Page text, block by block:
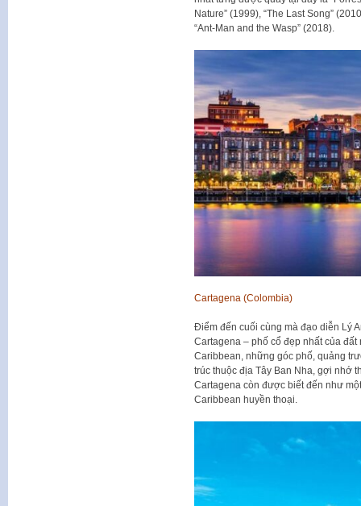
Nature” (1999), “The Last Song”
“Ant-Man and the Wasp” (2018).
Cartagena (Colombia)
Điểm đến cuối cùng mà đạo diễn Lý
Cartagena – phố cổ đẹp nhất của
Caribbean, những góc phố, quảng
trúc thuộc địa Tây Ban Nha, gợi nhớ
Cartagena còn được biết đến như
Caribbean huyền thoại.